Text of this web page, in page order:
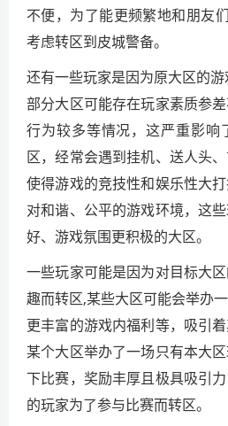
不便，为了能更频繁地和朋友
考虑转区到皮城警备。
还有一些玩家是因为原大区的
部分大区可能存在玩家素质参
行为较多等情况，这严重影响
区，经常会遇到挂机、送人头
使得游戏的竞技性和娱乐性大
对和谐、公平的游戏环境，这
好、游戏氛围更积极的大区。
一些玩家可能是因为对目标大
趣而转区,某些大区可能会举办
更丰富的游戏内福利等，吸引
某个大区举办了一场只有本大
下比赛，奖励丰厚且极具吸引
的玩家为了参与比赛而转区。